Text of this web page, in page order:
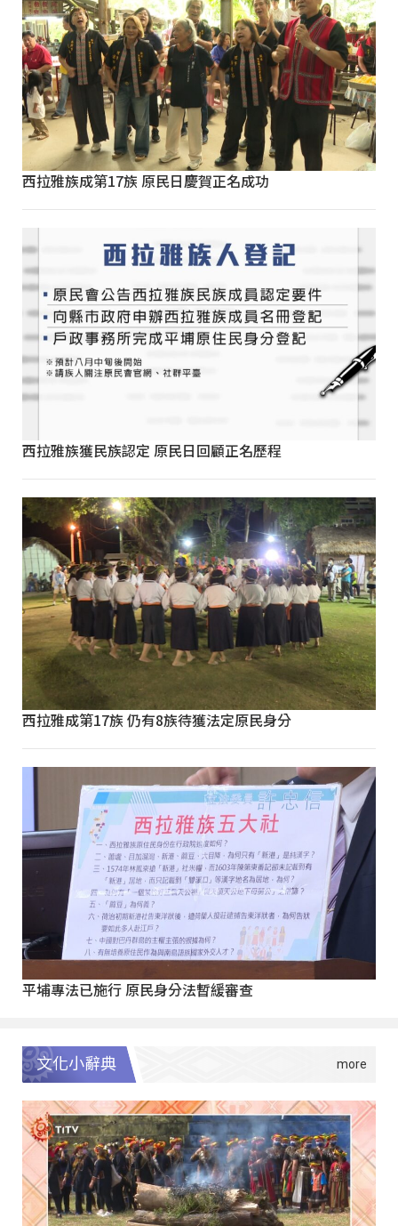
西拉雅族成第17族 原民日慶賀正名成功
西拉雅族獲民族認定 原民日回顧正名歷程
西拉雅成第17族 仍有8族待獲法定原民身分
平埔專法已施行 原民身分法暫緩審查
文化小辭典